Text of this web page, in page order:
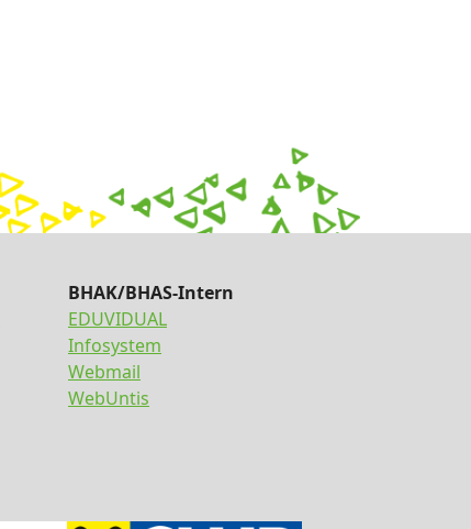
BHAK/BHAS-Intern
EDUVIDUAL
Infosystem
Webmail
WebUntis